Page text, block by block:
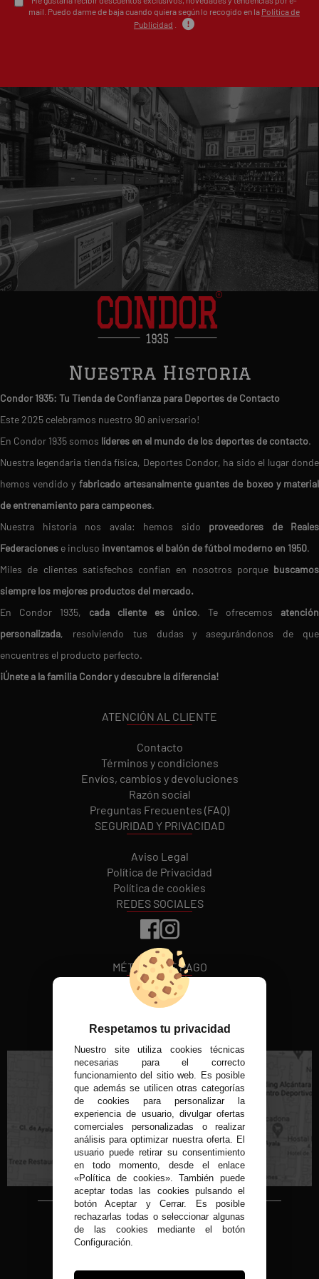
mail. Puedo darme de baja cuando quiera según lo recogido en la Política de
Publicidad
Nuestra Historia
Condor 1935: Tu Tienda de Confianza para Deportes de Contacto
Este 2025 celebramos nuestro 90 aniversario!
En Condor 1935 somos líderes en el mundo de los deportes de contacto.
Nuestra legendaria tienda física, Deportes Condor, ha sido el lugar donde
hemos vendido y fabricado artesanalmente guantes de boxeo y material
de entrenamiento para campeones.
Nuestra historia nos avala: hemos sido proveedores de Reales
Federaciones e incluso inventamos el balón de fútbol moderno en 1950.
Miles de clientes satisfechos confían en nosotros porque buscamos
siempre los mejores productos del mercado.
En Condor 1935, cada cliente es único. Te ofrecemos atención
personalizada, resolviendo tus dudas y asegurándonos de que
encuentres el producto perfecto.
¡Únete a la familia Condor y descubre la diferencia!
ATENCIÓN AL CLIENTE
Contacto
Términos y condiciones
Envíos, cambios y devoluciones
Razón social
Preguntas Frecuentes (FAQ)
SEGURIDAD Y PRIVACIDAD
Aviso Legal
Política de Privacidad
Política de cookies
REDES SOCIALES
MÉTODOS DE PAGO
VISITA NUESTRA TIENDA FÍSICA
C/ Conde de Peñalver, 22 MADRID
Copyright © 2015-2026
Condor 1935.
Todos nuestros precios son IVA Incluido
Respetamos tu privacidad
Nuestro site utiliza cookies técnicas
necesarias para el correcto
funcionamiento del sitio web. Es posible
que además se utilicen otras categorías
de cookies para personalizar la
experiencia de usuario, divulgar ofertas
comerciales personalizadas o realizar
análisis para optimizar nuestra oferta. El
usuario puede retirar su consentimiento
en todo momento, desde el enlace
«Política de cookies». También puede
aceptar todas las cookies pulsando el
botón Aceptar y Cerrar. Es posible
rechazarlas todas o seleccionar algunas
de las cookies mediante el botón
Configuración.